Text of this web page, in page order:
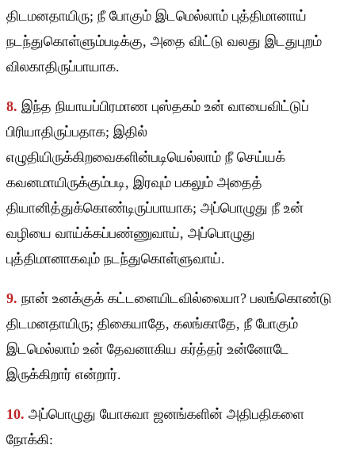
திடமனதாயிரு; நீ போகும் இடமெல்லாம் புத்திமானாய்
நடந்துகொள்ளும்படிக்கு, அதை விட்டு வலது இடதுபுறம்
விலகாதிருப்பாயாக.
8. இந்த நியாயப்பிரமாண புஸ்தகம் உன் வாயைவிட்டுப்
பிரியாதிருப்பதாக; இதில்
எழுதியிருக்கிறவைகளின்படியெல்லாம் நீ செய்யக்
கவனமாயிருக்கும்படி, இரவும் பகலும் அதைத்
தியானித்துக்கொண்டிருப்பாயாக; அப்பொழுது நீ உன்
வழியை வாய்க்கப்பண்ணுவாய், அப்பொழுது
புத்திமானாகவும் நடந்துகொள்ளுவாய்.
9. நான் உனக்குக் கட்டளையிடவில்லையா? பலங்கொண்டு
திடமனதாயிரு; திகையாதே, கலங்காதே, நீ போகும்
இடமெல்லாம் உன் தேவனாகிய கர்த்தர் உன்னோடே
இருக்கிறார் என்றார்.
10. அப்பொழுது யோசுவா ஜனங்களின் அதிபதிகளை
நோக்கி: